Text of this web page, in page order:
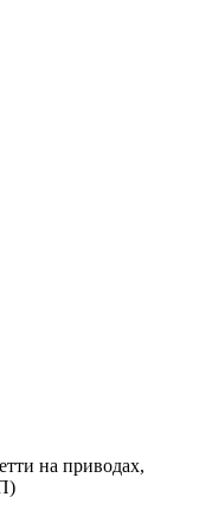
на приводах,